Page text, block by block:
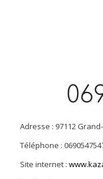
Adresse : 97112
Téléphone :
Site internet :